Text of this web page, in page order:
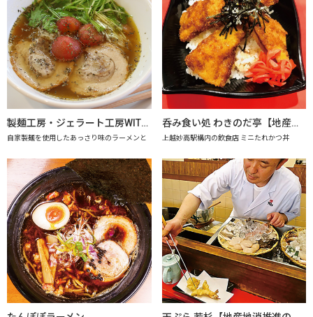
製麺工房・ジェラート工房WITHドリーム
自家製麺を使用したあっさり味のラーメンと
呑み食い処 わきのだ亭【地産地消の店認定店】
上越妙高駅構内の飲食店 ミニたれかつ丼